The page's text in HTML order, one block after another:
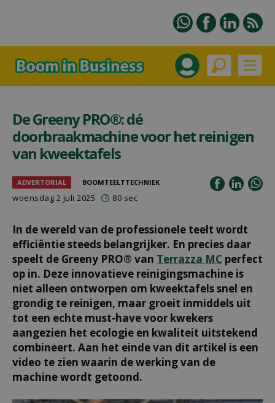
De Greeny PRO®: dé
doorbraakmachine voor het reinigen
van kweektafels
ADVERTORIAL BOOMTEELTTECHNIEK
woensdag 2 juli 2025 80 sec
In de wereld van de professionele teelt wordt
efficiëntie steeds belangrijker. En precies daar
speelt de Greeny PRO® van Terrazza MC perfect
op in. Deze innovatieve reinigingsmachine is
niet alleen ontworpen om kweektafels snel en
grondig te reinigen, maar groeit inmiddels uit
tot een echte must-have voor kwekers
aangezien het ecologie en kwaliteit uitstekend
combineert. Aan het einde van dit artikel is een
video te zien waarin de werking van de
machine wordt getoond.